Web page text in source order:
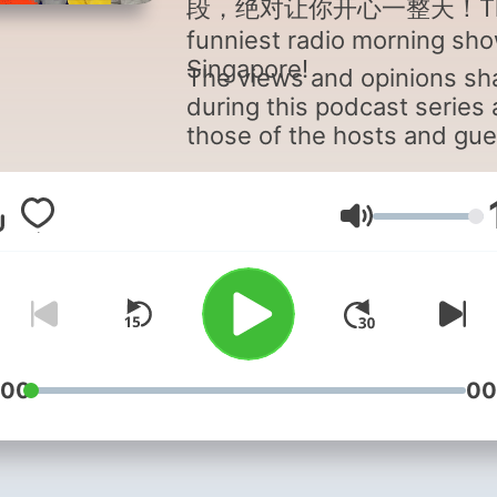
段，绝对让你开心一整天！
funniest radio morning
Singapore!
The views and opinions
during this podcast series
those of the hosts and
Ltd. or its group of